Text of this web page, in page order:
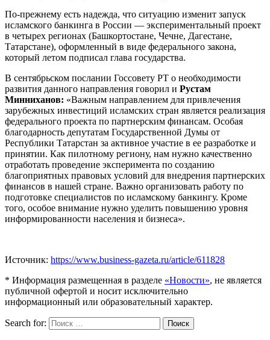
По-прежнему есть надежда, что ситуацию изменит запуск
исламского банкинга в России — экспериментальный проект
в четырех регионах (Башкортостане, Чечне, Дагестане,
Татарстане), оформленный в виде федерального закона,
который летом подписал глава государства.
В сентябрьском послании Госсовету РТ о необходимости
развития данного направления говорил и Рустам
Минниханов: «Важным направлением для привлечения
зарубежных инвестиций исламских стран является реализация
федерального проекта по партнерским финансам. Особая
благодарность депутатам Государственной Думы от
Республики Татарстан за активное участие в ее разработке и
принятии. Как пилотному региону, нам нужно качественно
отработать проведение эксперимента по созданию
благоприятных правовых условий для внедрения партнерских
финансов в нашей стране. Важно организовать работу по
подготовке специалистов по исламскому банкингу. Кроме
того, особое внимание нужно уделить повышению уровня
информированности населения и бизнеса».
Источник: https://www.business-gazeta.ru/article/611828
* Информация размещенная в разделе «Новости», не является
публичной офертой и носит исключительно
информационный или образовательный характер.
Search for: Поиск